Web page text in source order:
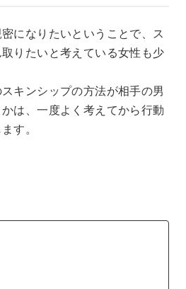
になりたいということで、ス
りたいと考えている女性も少
キンシップの方法が相手の男
は、一度よく考えてから行動
す。